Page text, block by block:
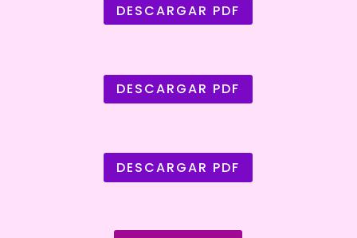
DESCARGAR PDF
DESCARGAR PDF
DESCARGAR PDF